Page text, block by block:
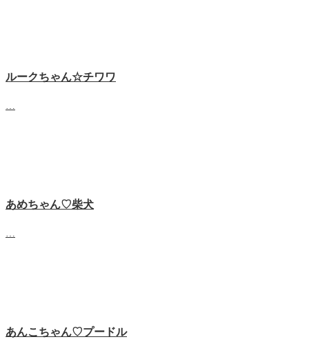
ルークちゃん☆チワワ
あめちゃん♡‬柴犬
あんこちゃん♡‬プードル